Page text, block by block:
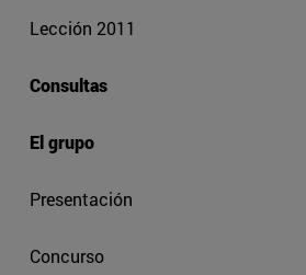
Lección 2011
Consultas
El grupo
Presentación
Concurso